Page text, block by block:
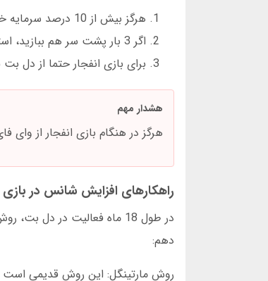
هرگز بیش از 10 درصد سرمایه خود را در یک دور شرط نبندید
اگر 3 بار پشت سر هم ببازید، استراحت کنید
برای بازی انفجار حتما از دل
هشدار مهم
هرگز در هنگام بازی انفجار از وای فای
راهکارهای افزایش شانس در بازی
در طول 18 ماه فعالیت در
دهم:
روش مارتینگل: این روش قدیمی است